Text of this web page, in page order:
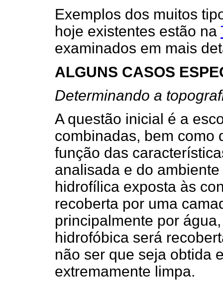
Exemplos dos muitos
hoje existentes estão na
examinados em mais
ALGUNS CASOS
Determinando a
A questão inicial é a
combinadas, bem como
função das
analisada e do
hidrofílica exposta às
recoberta por uma
principalmente por
hidrofóbica será
não ser que seja obtida
extremamente limpa.